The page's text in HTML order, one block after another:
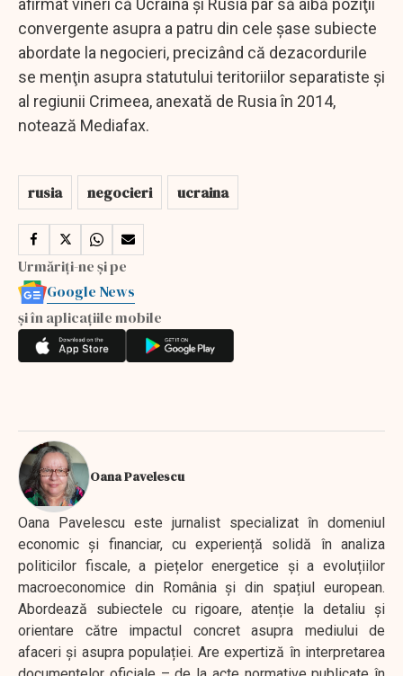
convergente asupra a patru din cele șase subiecte
abordate la negocieri, precizând că dezacordurile
se menţin asupra statutului teritoriilor separatiste şi
al regiunii Crimeea, anexată de Rusia în 2014,
notează Mediafax.
rusia negocieri ucraina
Urmăriți-ne și pe
Google News
și în aplicațiile mobile
Oana Pavelescu
Oana Pavelescu este jurnalist specializat în domeniul
economic și financiar, cu experiență solidă în analiza
politicilor fiscale, a piețelor energetice și a evoluțiilor
macroeconomice din România și din spațiul european.
Abordează subiectele cu rigoare, atenție la detaliu și
orientare către impactul concret asupra mediului de
afaceri și asupra populației. Are expertiză în interpretarea